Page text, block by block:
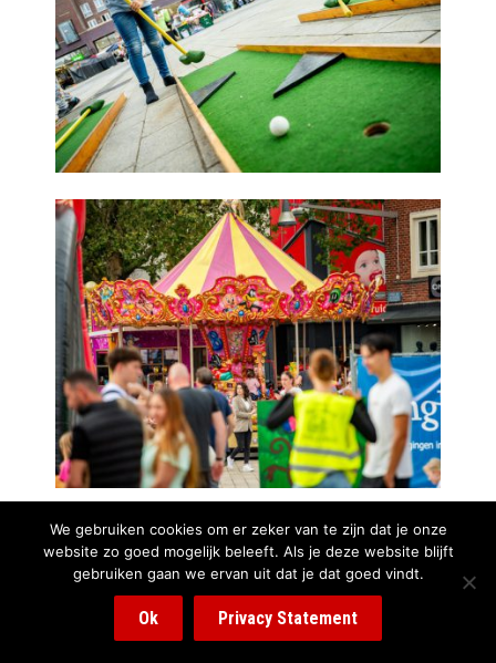
We gebruiken cookies om er zeker van te zijn dat je onze
website zo goed mogelijk beleeft. Als je deze website blijft
gebruiken gaan we ervan uit dat je dat goed vindt.
Ok Privacy Statement